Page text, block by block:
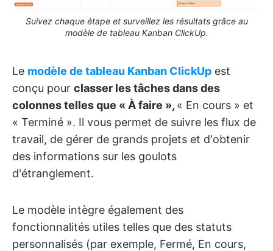
Suivez chaque étape et surveillez les résultats grâce au
modèle de tableau Kanban ClickUp.
Le modèle de tableau Kanban ClickUp est
conçu pour classer les tâches dans des
colonnes telles que « À faire », « En cours » et
« Terminé ». Il vous permet de suivre les flux de
travail, de gérer de grands projets et d'obtenir
des informations sur les goulots
d'étranglement.
Le modèle intègre également des
fonctionnalités utiles telles que des statuts
personnalisés (par exemple, Fermé, En cours,